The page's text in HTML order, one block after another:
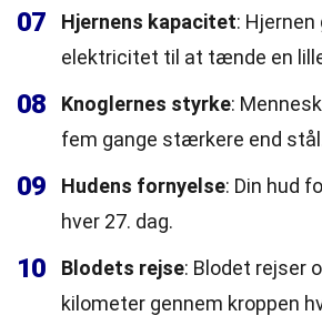
07 Hjernens kapacitet:
elektricitet til at tænde en
08 Knoglernes styrke:
fem gange stærkere end
09 Hudens fornyelse: Din hud
hver 27. dag.
10 Blodets rejse: Blodet rejser
kilometer gennem kroppen